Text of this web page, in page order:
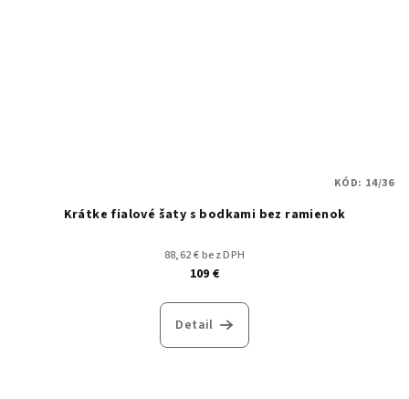
Krátke fialové šaty s bodkami bez ramienok
88,62 € bez DPH
109 €
Detail
KÓD: 14/36